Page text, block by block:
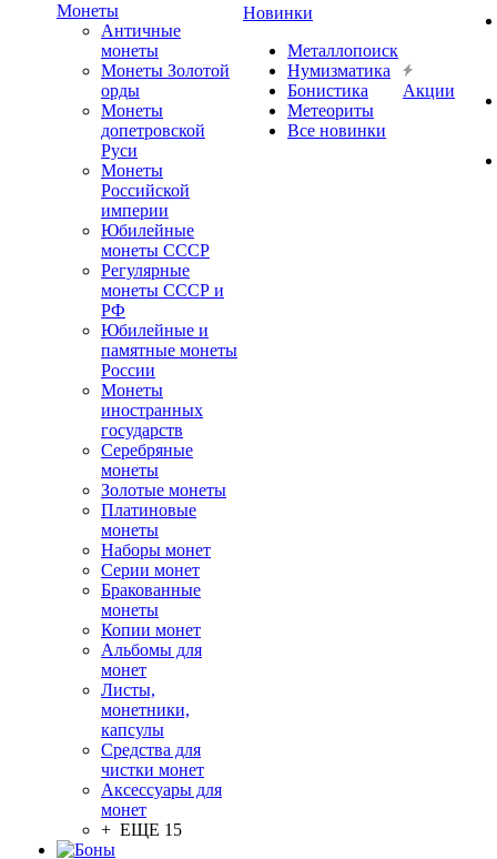
Монеты
Античные
монеты
Монеты Золотой
орды
Монеты
допетровской
Руси
Монеты
Российской
империи
Юбилейные
монеты СССР
Регулярные
монеты СССР и
РФ
Юбилейные и
памятные монеты
России
Монеты
иностранных
государств
Серебряные
монеты
Золотые монеты
Платиновые
монеты
Наборы монет
Серии монет
Бракованные
монеты
Копии монет
Альбомы для
монет
Листы,
монетники,
капсулы
Средства для
чистки монет
Аксессуары для
монет
+ ЕЩЕ 15
Новинки
Металлопоиск
Нумизматика
Бонистика
Метеориты
Все новинки
Акции